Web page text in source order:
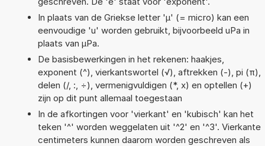
In plaats van de Griekse letter 'µ' (= micro) kan een
eenvoudige 'u' worden gebruikt, bijvoorbeeld uPa in
plaats van µPa.
De basisbewerkingen in het rekenen: haakjes,
exponent (^), vierkantswortel (√), aftrekken (-), pi (π),
delen (/, :, ÷), vermenigvuldigen (*, x) en optellen (+)
zijn op dit punt allemaal toegestaan
In de afkortingen voor 'vierkant' en 'kubisch' kan het
teken '^' worden weggelaten uit '^2' en '^3'. Vierkante
centimeters kunnen daarom worden geschreven als